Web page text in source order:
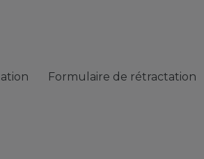
Formulaire de rétractation